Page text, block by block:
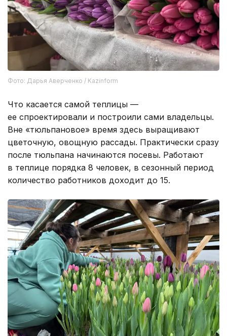
Фото: Дарья Аверченко / Kazinform
Что касается самой теплицы —
ее спроектировали и построили сами владельцы.
Вне «тюльпановое» время здесь выращивают
цветочную, овощную рассады. Практически сразу
после тюльпана начинаются посевы. Работают
в теплице порядка 8 человек, в сезонный период
количество работников доходит до 15.